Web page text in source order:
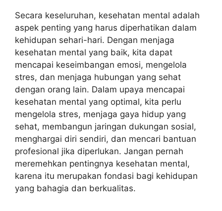
Secara keseluruhan, kesehatan mental adalah
aspek penting yang harus diperhatikan dalam
kehidupan sehari-hari. Dengan menjaga
kesehatan mental yang baik, kita dapat
mencapai keseimbangan emosi, mengelola
stres, dan menjaga hubungan yang sehat
dengan orang lain. Dalam upaya mencapai
kesehatan mental yang optimal, kita perlu
mengelola stres, menjaga gaya hidup yang
sehat, membangun jaringan dukungan sosial,
menghargai diri sendiri, dan mencari bantuan
profesional jika diperlukan. Jangan pernah
meremehkan pentingnya kesehatan mental,
karena itu merupakan fondasi bagi kehidupan
yang bahagia dan berkualitas.